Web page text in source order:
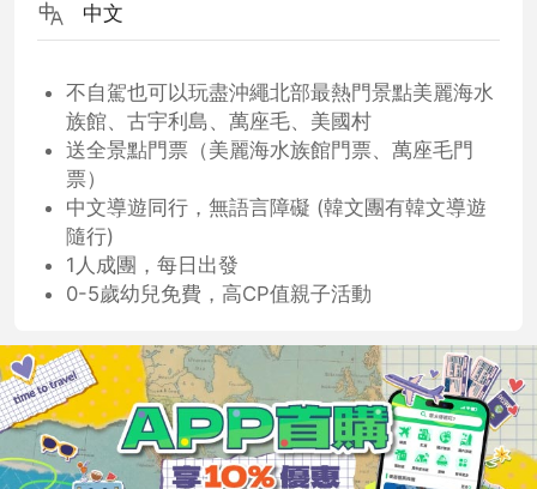
中文
不自駕也可以玩盡沖繩北部最熱門景點美麗海水
族館、古宇利島、萬座毛、美國村
送全景點門票（美麗海水族館門票、萬座毛門
票）
中文導遊同行，無語言障礙 (韓文團有韓文導遊
隨行)
1人成團，每日出發
0-5歲幼兒免費，高CP值親子活動